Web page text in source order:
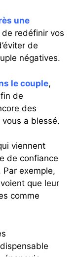
une
redéfinir vos
de
négatives.
le couple,
de
des
a blessé.
viennent
de confiance
exemple,
que leur
comme